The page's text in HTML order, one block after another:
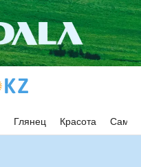
Глянец Красота